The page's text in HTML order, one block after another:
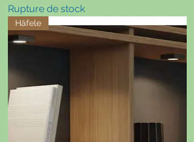
Rupture de stock
Häfele